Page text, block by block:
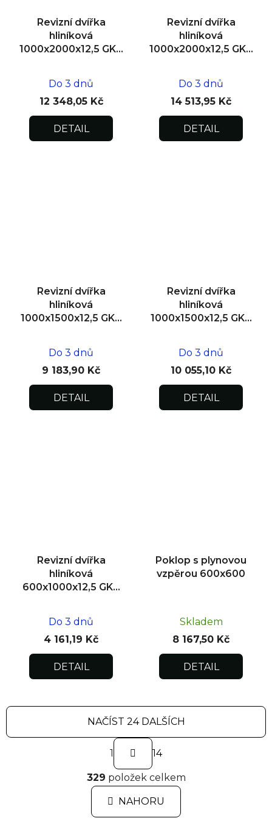
Revizní dvířka
hliníková
1000x2000x12,5 GKB
Do 3 dnů
12 348,05 Kč
DETAIL
Revizní dvířka
hliníková
1000x2000x12,5 GKB
Do 3 dnů
14 513,95 Kč
DETAIL
Revizní dvířka
hliníková
1000x1500x12,5 GKB
Do 3 dnů
9 183,90 Kč
DETAIL
Revizní dvířka
hliníková
1000x1500x12,5 GKB
Do 3 dnů
10 055,10 Kč
DETAIL
Revizní dvířka
hliníková
600x1000x12,5 GKB
Do 3 dnů
4 161,19 Kč
DETAIL
Poklop s plynovou
vzpěrou 600x600
Skladem
8 167,50 Kč
DETAIL
O
v
l
á
NAČÍST 24 DALŠÍCH
S
r
á
n
k
1 14
329 položek celkem
NAHORU